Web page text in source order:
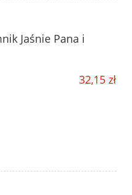
Jaśnie Pana i
32,15 zł